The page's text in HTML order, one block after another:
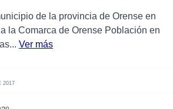
de la provincia de Orense en
la Comarca de Orense Población en
Ver más
2017